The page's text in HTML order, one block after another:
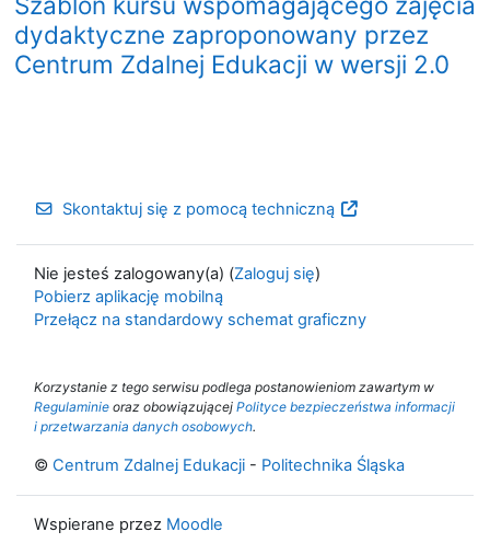
dydaktyczne zaproponowany przez
Centrum Zdalnej Edukacji w wersji 2.0
Skontaktuj się z pomocą techniczną
Nie jesteś zalogowany(a) (Zaloguj się)
Pobierz aplikację mobilną
Przełącz na standardowy schemat graficzny
Korzystanie z tego serwisu podlega postanowieniom zawartym w
Regulaminie oraz obowiązującej Polityce bezpieczeństwa informacji
i przetwarzania danych osobowych.
© Centrum Zdalnej Edukacji - Politechnika Śląska
Wspierane przez Moodle